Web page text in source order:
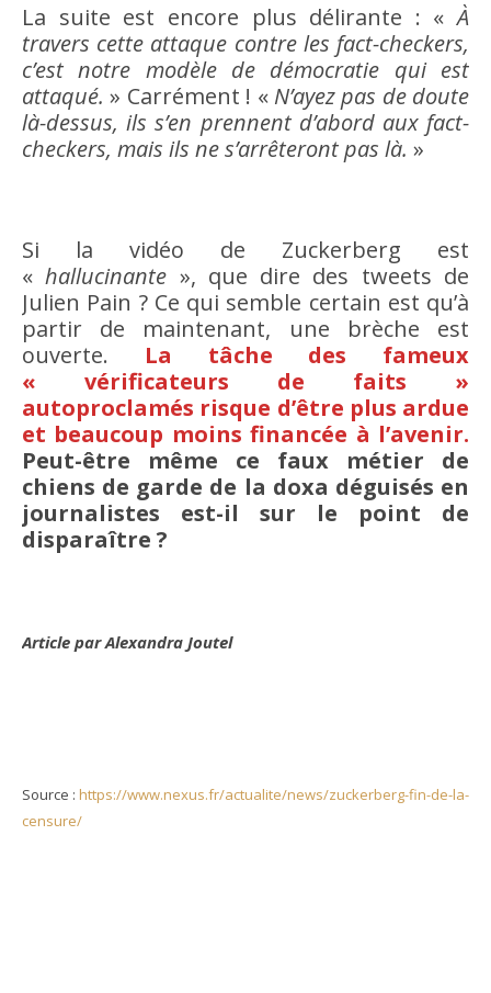
La suite est encore plus délirante : «À
travers cette attaque contre les fact-checkers,
c’est notre modèle de démocratie qui est
attaqué. » Carrément ! « N’ayez pas de doute
là-dessus, ils s’en prennent d’abord aux fact-
checkers, mais ils ne s’arrêteront pas là. »
Si la vidéo de Zuckerberg est
«hallucinante », que dire des tweets de
Julien Pain ? Ce qui semble certain est qu’à
partir de maintenant, une brèche est
ouverte. La tâche des fameux
« vérificateurs de faits »
autoproclamés risque d’être plus ardue
et beaucoup moins financée à l’avenir.
Peut-être même ce faux métier de
chiens de garde de la doxa déguisés en
journalistes est-il sur le point de
disparaître ?
Article par Alexandra Joutel
Source : https://www.nexus.fr/actualite/news/zuckerberg-fin-de-la-
censure/